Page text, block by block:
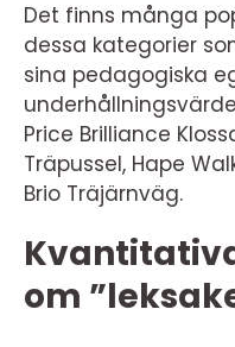
Det finns många
dessa kategorier
sina pedagogiska
Price Brilliance
Träpussel, Hape
Brio Träjärnväg.
om